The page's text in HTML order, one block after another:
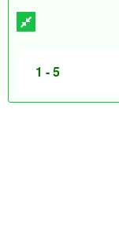
1 - 5